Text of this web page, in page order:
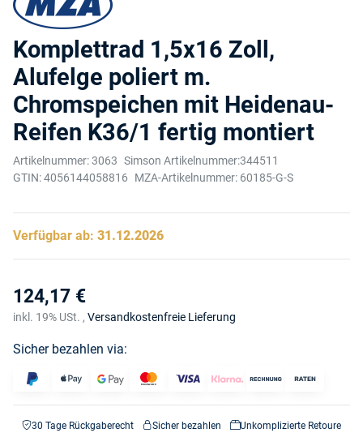
Komplettrad 1,5x16 Zoll,
Alufelge poliert m.
Chromspeichen mit Heidenau-
Reifen K36/1 fertig montiert
Artikelnummer:3063 Simson Artikelnummer:344511
GTIN:4056144058816 MZA-Artikelnummer: 60185-G-S
Verfügbar ab: 31.12.2026
124,17 €
inkl. 19% USt. , Versandkostenfreie Lieferung
Sicher bezahlen via:
30 Tage Rückgaberecht Sicher bezahlen Unkomplizierte Retoure